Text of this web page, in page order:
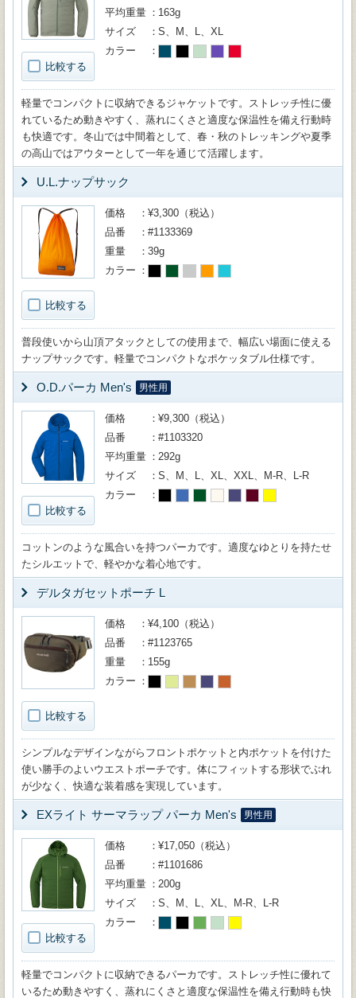
比較する
平均重量
163g
サイズ
S、M、L、XL
カラー
軽量でコンパクトに収納できるジャケットです。ストレッチ性に優
れているため動きやすく、蒸れにくさと適度な保温性を備え行動時
も快適です。冬山では中間着として、春・秋のトレッキングや夏季
の高山ではアウターとして一年を通じて活躍します。
U.L.ナップサック
比較する
価格
¥3,300（税込）
品番
#1133369
重量
39g
カラー
普段使いから山頂アタックとしての使用まで、幅広い場面に使える
ナップサックです。軽量でコンパクトなポケッタブル仕様です。
O.D.パーカ Men's 男性用
比較する
価格
¥9,300（税込）
品番
#1103320
平均重量
292g
サイズ
S、M、L、XL、XXL、M-R、L-R
カラー
コットンのような風合いを持つパーカです。適度なゆとりを持たせ
たシルエットで、軽やかな着心地です。
デルタガセットポーチ L
比較する
価格
¥4,100（税込）
品番
#1123765
重量
155g
カラー
シンプルなデザインながらフロントポケットと内ポケットを付けた
使い勝手のよいウエストポーチです。体にフィットする形状でぶれ
が少なく、快適な装着感を実現しています。
EXライト サーマラップ パーカ Men's 男性用
比較する
価格
¥17,050（税込）
品番
#1101686
平均重量
200g
サイズ
S、M、L、XL、M-R、L-R
カラー
軽量でコンパクトに収納できるパーカです。ストレッチ性に優れて
いるため動きやすく、蒸れにくさと適度な保温性を備え行動時も快